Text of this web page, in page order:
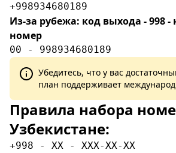
+998934680189
Из-за рубежа: код выхода - 998 -
номер
00 - 998934680189
Убедитесь, что у вас
план поддерживает
Правила набора
Узбекистане:
+998 - XX - XXX-XX-XX